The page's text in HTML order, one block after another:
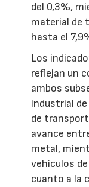
del 0,3%,
material de
hasta el
Los
reflejan un
ambos
industrial
de
avance
metal,
vehículos
cuanto a la